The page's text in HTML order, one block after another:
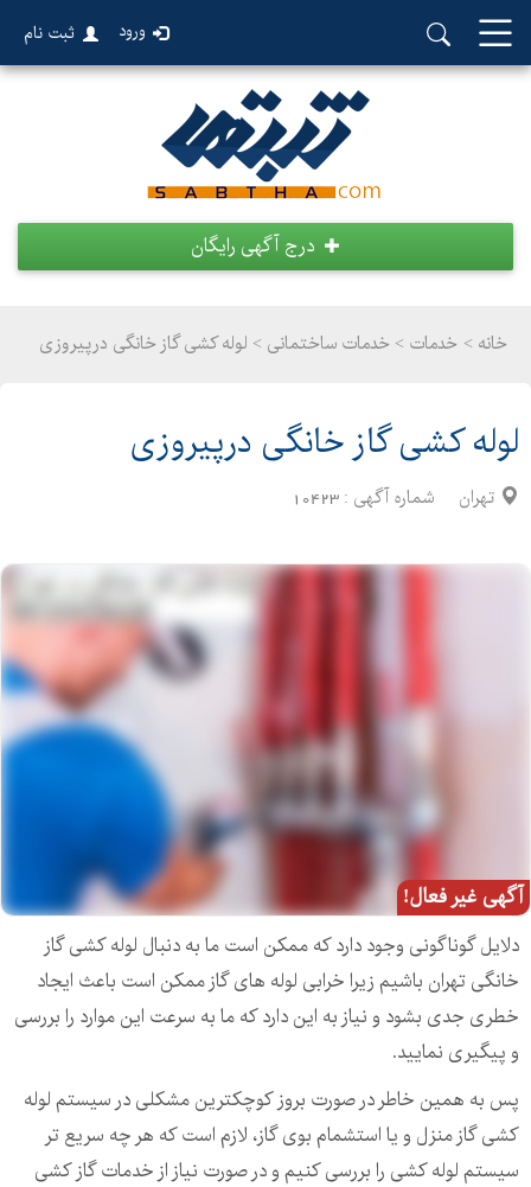
ورود ثبت نام
درج آگهی رایگان
خانه > خدمات > خدمات ساختمانی > لوله کشی گاز خانگی درپیروزی
لوله کشی گاز خانگی درپیروزی
تهران شماره آگهی : 10423
آگهی غیر فعال!
دلایل گوناگونی وجود دارد که ممکن است ما به دنبال لوله کشی گاز
خانگی تهران باشیم زیرا خرابی لوله های گاز ممکن است باعث ایجاد
خطری جدی بشود و نیاز به این دارد که ما به سرعت این موارد را بررسی
و پیگیری نمایید.
پس به همین خاطر در صورت بروز کوچکترین مشکلی در سیستم لوله
کشی گاز منزل و یا استشمام بوی گاز، لازم است که هر چه سریع تر
سیستم لوله کشی را بررسی کنیم و در صورت نیاز از خدمات گاز کشی